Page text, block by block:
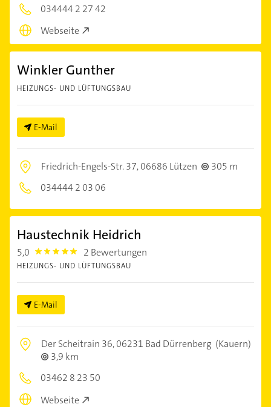
034444 2 27 42
Webseite
Winkler Gunther
HEIZUNGS- UND LÜFTUNGSBAU
E-Mail
Friedrich-Engels-Str. 37,06686 Lützen
305 m
034444 2 03 06
Haustechnik Heidrich
5,0 5.0 2 Bewertungen
HEIZUNGS- UND LÜFTUNGSBAU
E-Mail
Der Scheitrain 36,06231 Bad Dürrenberg (Kauern)
3,9 km
03462 8 23 50
Webseite